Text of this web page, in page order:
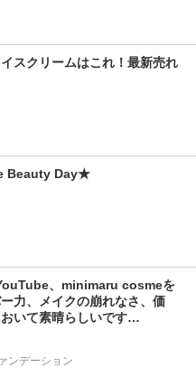
スクリームはこれ！最新売れ
Beauty Day★
、minimaru cosmeを
力、メイクの崩れなさ、価
いて素晴らしいです…
ンデーション